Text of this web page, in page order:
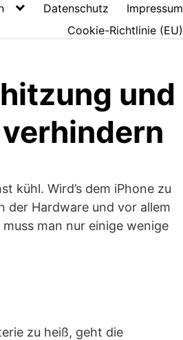
Datenschutz
Impressum
Cookie-Richtlinie (EU)
und
kühl. Wird’s dem iPhone zu
der Hardware und vor allem
man nur einige wenige
zu heiß, geht die